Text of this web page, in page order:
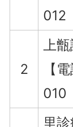
012
2
上
【
010
里